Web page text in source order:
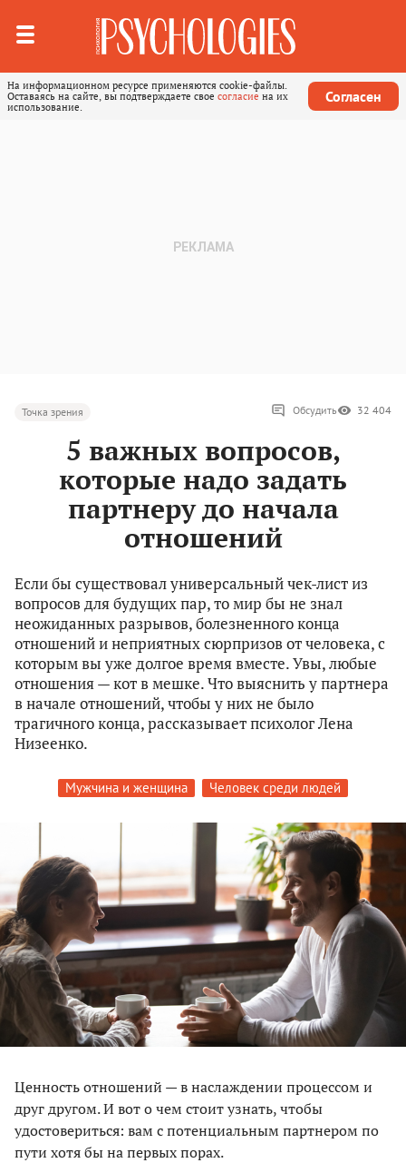
На информационном ресурсе применяются cookie-файлы.
Оставаясь на сайте, вы подтверждаете свое согласие на их
использование.
Согласен
Точка зрения Обсудить 32 404
5 важных вопросов,
которые надо задать
партнеру до начала
отношений
Если бы существовал универсальный чек-лист из
вопросов для будущих пар, то мир бы не знал
неожиданных разрывов, болезненного конца
отношений и неприятных сюрпризов от человека, с
которым вы уже долгое время вместе. Увы, любые
отношения — кот в мешке. Что выяснить у партнера
в начале отношений, чтобы у них не было
трагичного конца, рассказывает психолог Лена
Низеенко.
Мужчина и женщина Человек среди людей
Ценность отношений — в наслаждении процессом и
друг другом. И вот о чем стоит узнать, чтобы
удостовериться: вам с потенциальным партнером по
пути хотя бы на первых порах.